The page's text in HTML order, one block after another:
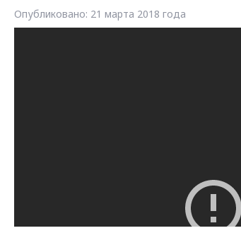
Опубликовано: 21 марта 2018 года